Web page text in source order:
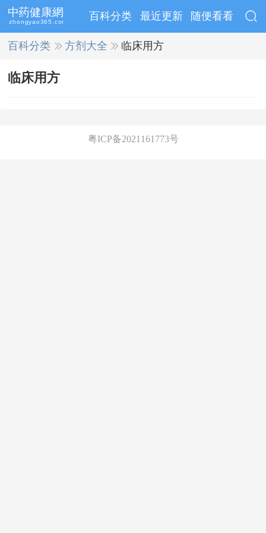
百科分类 最近更新 随便看看
百科分类 >>方剂大全 >>临床用方
临床用方
粤ICP备2021161773号